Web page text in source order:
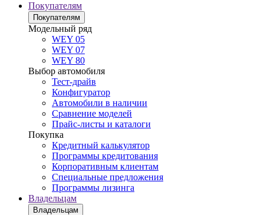
Покупателям
Покупателям
Модельный ряд
WEY 05
WEY 07
WEY 80
Выбор автомобиля
Тест-драйв
Конфигуратор
Автомобили в наличии
Сравнение моделей
Прайс-листы и каталоги
Покупка
Кредитный калькулятор
Программы кредитования
Корпоративным клиентам
Специальные предложения
Программы лизинга
Владельцам
Владельцам